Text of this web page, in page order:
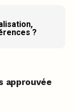
?
approuvée